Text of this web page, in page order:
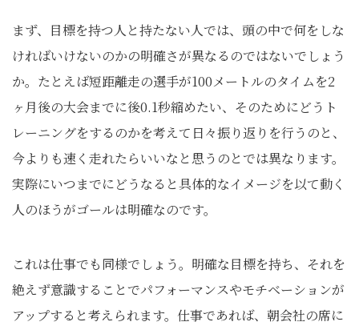
まず、目標を持つ人と持たない人では、頭の中で何をしな
ければいけないのかの明確さが異なるのではないでしょう
か。たとえば短距離走の選手が100メートルのタイムを2
ヶ月後の大会までに後0.1秒縮めたい、そのためにどうト
レーニングをするのかを考えて日々振り返りを行うのと、
今よりも速く走れたらいいなと思うのとでは異なります。
実際にいつまでにどうなると具体的なイメージを以て動く
人のほうがゴールは明確なのです。
これは仕事でも同様でしょう。明確な目標を持ち、それを
絶えず意識することでパフォーマンスやモチベーションが
アップすると考えられます。仕事であれば、朝会社の席に